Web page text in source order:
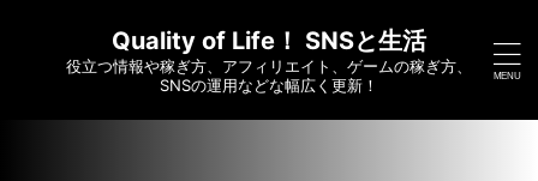
yumei.com/wp-content/themes/affinger/functions.php on
7910
Quality of Life！ SNSと生活
役立つ情報や稼ぎ方、アフィリエイト、ゲームの稼ぎ方、
SNSの運用などな幅広く更新！